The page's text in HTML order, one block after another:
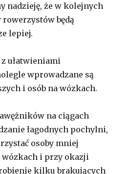
nadzieję, że w kolejnych
będą
lepiej.
ułatwieniami
wprowadzane są
i osób na wózkach.
na ciągach
łagodnych pochylni,
osoby mniej
wózkach i przy okazji
kilku brakujących